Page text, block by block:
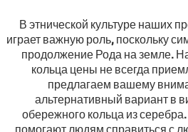
В этнической культуре наших
играет важную роль, поскольку
продолжение Рода на земле.
кольца цены не всегда
предлагаем вашему
альтернативный вариант в
обережного кольца из
помогают людям справиться с